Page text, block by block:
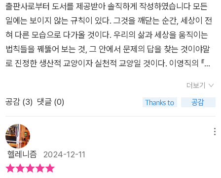
자. ‘세상의 법칙을 읽을 수 있다면, 훨씬 더 성공적인 삶을 만들
어갈 수 있지 않을까’하는 생각이다”라고 정리해준다. 이 책의 저
술 목적이 사물과 현상의 이면을 이해하고 그를 실천함으로써 훨
씬 더 성공적인 삶을 만들어가라는데 있다는 것을 알 수 있는 대
목이다. 그리고 “모든 법칙이 필요한 것이 아니라”고 “아무리
크게 성공한 사람들이라도 불과 몇 가지 이내의 법칙을 신조로 삼
았을 뿐”이라고 조언하고 있다. 본서의 독서는 많은 법칙들을 모
고 영향을 미칠 법칙 몇 가지를 이해하고 실천하는 데 의의가 있
는 것이리라. 저자는 사회, 경제, 과학, 수학 등의 다양한 분야의
핵심이 되는 법칙들을 정리했다고 한다. 그에 기존의 해석이나 저
자의 해설이 더해진 책이다. 서술이 이해하기 쉬워 가독성도 뛰어
출판사로부터 도서를 제공받아 솔직하게 작성하였습니다 모든
일에는 보이지 않는 규칙이 있다. 그것을 깨닫는 순간, 세상이 전
혀 다른 모습으로 다가올 것이다. ​​우리의 삶과 세상을 움직이는
법칙들을 꿰뚫어 보는 것, 그 안에서 문제의 답을 찾는 것이야말
로 진정한 생산적 교양이자 실천적 교양일 것이다. ​​이영직의 『세
은 일상 속에서 마주치는 현상들이 일정한 원리와 패턴에 따라 작
동한다는 것을 깨닫게 해준다.​​퍼즐 조각을 하나씩 맞추는 과정처
럼, 우리가 인지하지 못했던 법칙들을 발견하며 세상을 보는 시야
가 넓어지는 경험을 선사한다. ​​이영직 지음​서울대 문리대를 졸업
한 뒤, 시사영어사 편집국을 거쳐 LG화학 마케팅 팀장과 한국갤
럽 기획조사실장을 지냈다. 브랜디아 컨설팅 대표, 경영 컨설턴
더보기
공감 (3) 댓글 (0)
헬레니즘 2024-12-11